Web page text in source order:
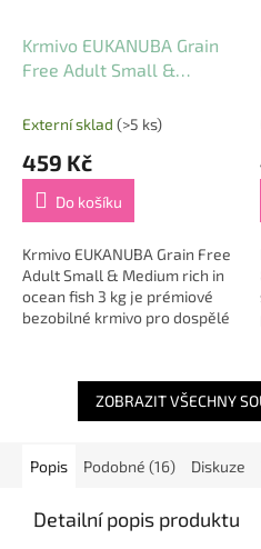
Krmivo EUKANUBA Grain
Free Adult Small &
3 kg
Externí sklad (>5 ks)
459 Kč
Do košíku
Krmivo EUKANUBA Grain Free
Adult Small & Medium rich in
ocean fish 3 kg je prémiové
bezobilné krmivo pro dospělé
obsahovalo...
ZOBRAZIT VŠECHNY
Popis Podobné (16) Diskuze
Detailní popis produktu